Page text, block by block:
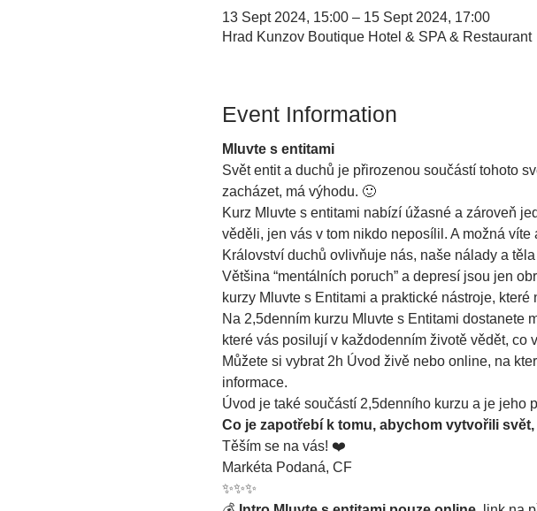
13 Sept 2024, 15:00 – 15 Sept 2024, 17:00
Hrad Kunzov Boutique Hotel & SPA & Restaurant
Event Information
Mluvte s entitami
Svět entit a duchů je přirozenou součástí tohoto
zacházet, má výhodu. 🙂
Kurz Mluvte s entitami nabízí úžasné a zároveň
věděli, jen vás v tom nikdo neposílil. A možná
Království duchů ovlivňuje nás, naše nálady a
Většina “mentálních poruch” a depresí jsou jen
kurzy Mluvte s Entitami a praktické nástroje,
Na 2,5denním kurzu Mluvte s Entitami dostanete
které vás posilují v každodenním životě vědět, co
Můžete si vybrat 2h Úvod živě nebo online, na
informace.
Úvod je také součástí 2,5denního kurzu a je jeho
Co je zapotřebí k tomu, abychom vytvořili
Těším se na vás! ❤️
Markéta Podaná, CF
✨️️✨️️✨️️